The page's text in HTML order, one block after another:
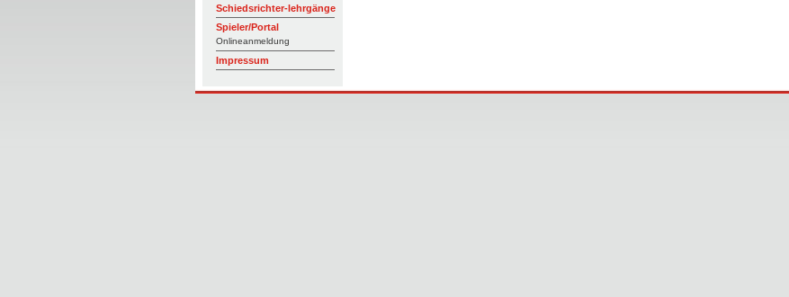
Schiedsrichter-lehrgänge
Spieler/Portal
Onlineanmeldung
Impressum